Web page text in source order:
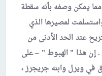
يمكن وصفه بأنه سقطة
لمصيرها الذي
عند الحد الأدنى من
إن هذا ” الهبوط ” – على
في ويرل وابنه جريجرز ،